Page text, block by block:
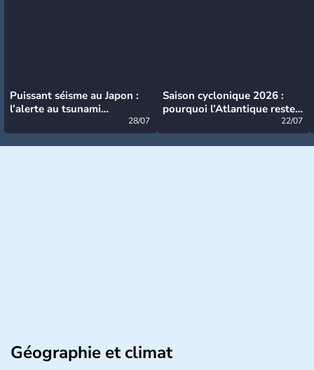
Puissant séisme au Japon :
l’alerte au tsunami
28/07
Saison cyclonique 2026 :
pourquoi l’Atlantique reste
22/07
Géographie et climat